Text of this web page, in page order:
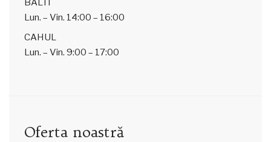
BALTI
Lun. – Vin. 14:00 – 16:00
CAHUL
Lun. – Vin. 9:00 – 17:00
Oferta noastră